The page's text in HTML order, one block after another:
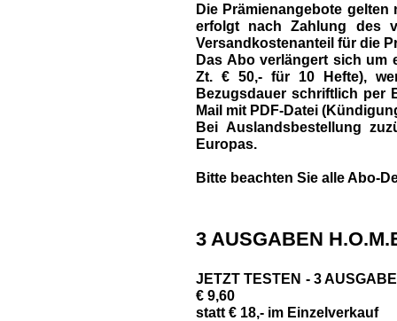
Die Prämienangebote
erfolgt nach Zahlung des
Versandkostenanteil für die
Das Abo verlängert sich um
Zt. € 50,- für 10 Hefte),
Bezugsdauer schriftlich per
Mail mit PDF-Datei
Bei Auslandsbestellung
Europas.
Bitte beachten Sie alle Abo-
3 AUSGABEN
JETZT TESTEN - 3
€ 9,60
statt € 18,- im Einzelverkauf